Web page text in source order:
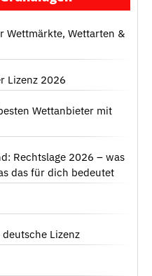
Wettmärkte, Wettarten &
Lizenz 2026
Wettanbieter mit
Rechtslage 2026 – was
das für dich bedeutet
Lizenz